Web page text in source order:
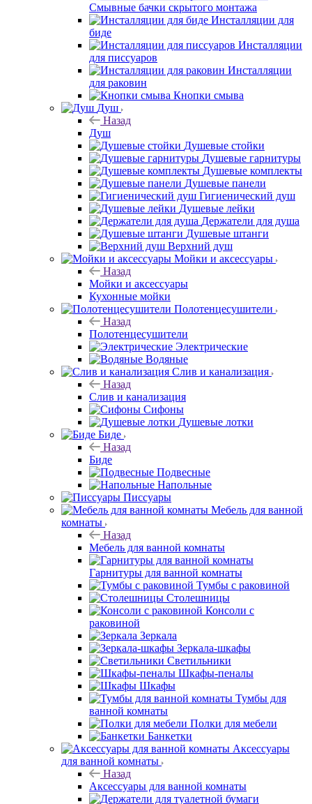
Смывные бачки скрытого монтажа
Инсталляции для
биде
Инсталляции
для писсуаров
Инсталляции
для раковин
Кнопки смыва
Душ
Назад
Душ
Душевые стойки
Душевые гарнитуры
Душевые комплекты
Душевые панели
Гигиенический душ
Душевые лейки
Держатели для душа
Душевые штанги
Верхний душ
Мойки и аксессуары
Назад
Мойки и аксессуары
Кухонные мойки
Полотенцесушители
Назад
Полотенцесушители
Электрические
Водяные
Слив и канализация
Назад
Слив и канализация
Сифоны
Душевые лотки
Биде
Назад
Биде
Подвесные
Напольные
Писсуары
Мебель для ванной
комнаты
Назад
Мебель для ванной комнаты
Гарнитуры для ванной комнаты
Тумбы с раковиной
Столешницы
Консоли с
раковиной
Зеркала
Зеркала-шкафы
Светильники
Шкафы-пеналы
Шкафы
Тумбы для
ванной комнаты
Полки для мебели
Банкетки
Аксессуары
для ванной комнаты
Назад
Аксессуары для ванной комнаты